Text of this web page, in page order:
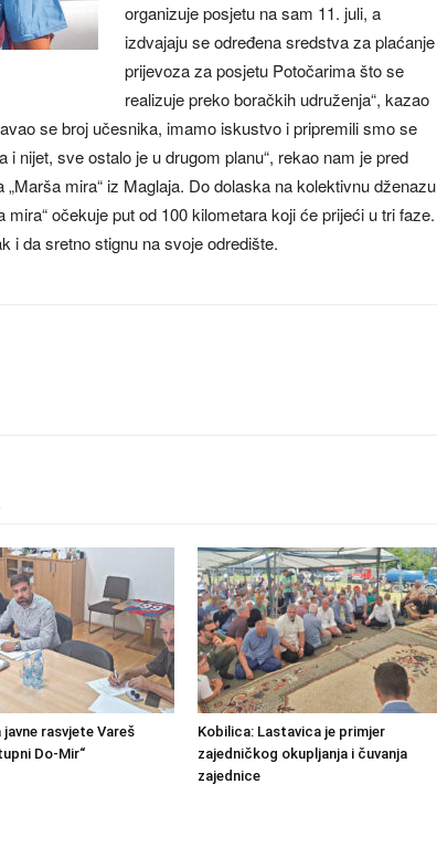
organizuje posjetu na sam 11. juli, a
izdvajaju se određena sredstva za plaćanje
prijevoza za posjetu Potočarima što se
realizuje preko boračkih udruženja“, kazao
se broj učesnika, imamo iskustvo i pripremili smo se
nijet, sve ostalo je u drugom planu“, rekao nam je pred
mira“ iz Maglaja. Do dolaska na kolektivnu dženazu
očekuje put od 100 kilometara koji će prijeći u tri faze.
i da sretno stignu na svoje odredište.
javne rasvjete Vareš
Do-Mir“
Kobilica: Lastavica je primjer
zajedničkog okupljanja i čuvanja
zajednice